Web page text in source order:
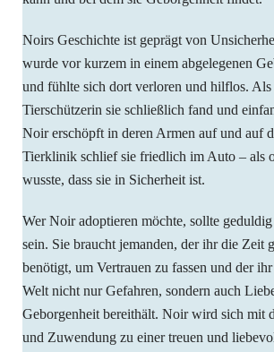
Noirs Geschichte ist geprägt von
wurde vor kurzem in einem abgelegenen
und fühlte sich dort verloren und hilflos. Als
Tierschützerin sie schließlich fand und
Noir erschöpft in deren Armen auf und auf
Tierklinik schlief sie friedlich im Auto – als
wusste, dass sie in Sicherheit ist.
Wer Noir adoptieren möchte, sollte
sein. Sie braucht jemanden, der ihr die Zeit
benötigt, um Vertrauen zu fassen und der
Welt nicht nur Gefahren, sondern auch
Geborgenheit bereithält. Noir wird sich mit
und Zuwendung zu einer treuen und